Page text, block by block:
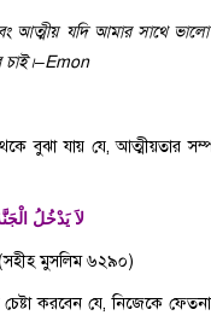
আত্মীয় যদি আমার সাথে ভালো
চাই।–Emon
বুঝা যায় যে, আত্মীয়তার
لاَ يَدْخُلُ
(সহীহ মুসলিম ৬২৯০)
করবেন যে, নিজেকে